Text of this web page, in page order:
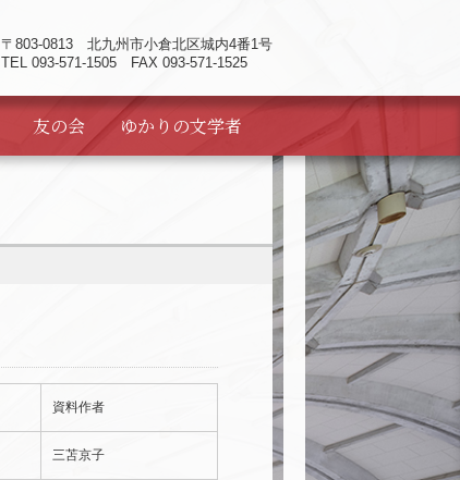
〒803-0813 北九州市小倉北区城内4番1号
TEL 093-571-1505 FAX 093-571-1525
友の会 ゆかりの文学者
資料作者
三苫京子